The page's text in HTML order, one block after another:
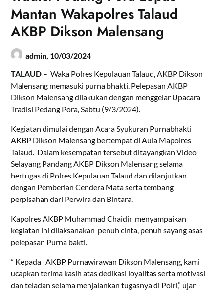
Mantan Wakapolres Talaud
AKBP Dikson Malensang
admin, 10/03/2024
TALAUD – Waka Polres Kepulauan Talaud, AKBP Dikson
Malensang memasuki purna bhakti. Pelepasan AKBP
Dikson Malensang dilakukan dengan menggelar Upacara
Tradisi Pedang Pora, Sabtu (9/3/2024).
Kegiatan dimulai dengan Acara Syukuran Purnabhakti
AKBP Dikson Malensang bertempat di Aula Mapolres
Talaud. Dalam kesempatan tersebut ditayangkan Video
Selayang Pandang AKBP Dikson Malensang selama
bertugas di Polres Kepulauan Talaud dan dilanjutkan
dengan Pemberian Cendera Mata serta tembang
perpisahan dari Perwira dan Bintara.
Kapolres AKBP Muhammad Chaidir menyampaikan
kegiatan ini dilaksanakan penuh cinta, penuh sayang asas
pelepasan Purna bakti.
” Kepada AKBP Purnawirawan Dikson Malensang, kami
ucapkan terima kasih atas dedikasi loyalitas serta motivasi
dan teladan selama menjalankan tugasnya di Polri,” ujar